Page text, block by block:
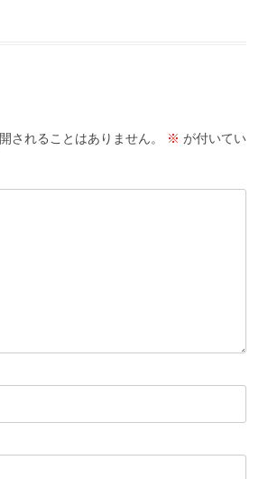
されることはありません。 ※ が付いてい